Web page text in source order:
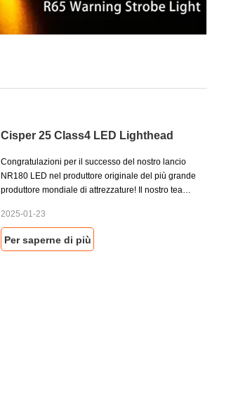
Cisper 25 Class4 LED Lighthead
Congratulazioni per il successo del nostro lancio
NR180 LED nel produttore originale del più grande
produttore mondiale di attrezzature! Il nostro team
un prodotto di alta qualità che soddisfi le esigenze
e le esigenze dei nostri clienti, il nostro Light
Lighthead Meet ECE R65, R10, IP69K, Cisper 25
2025-01-23
Per saperne di più